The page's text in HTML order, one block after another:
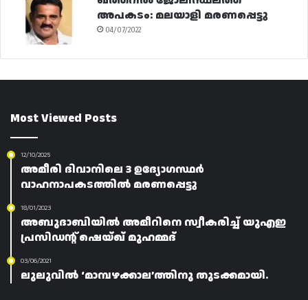
അപകടം: മലയാളി മരണപ്പെട്ടു
04/07/2022
Most Viewed Posts
12/10/2025
അമീരി ദിവാനിലെ 3 ഉദ്യോഗസ്ഥർ
വാഹനാപകടത്തിൽ മരണപ്പെട്ടു
18/01/2023
അബുദാബിയിൽ അമീറിനെ സ്വീകരിച്ച് യുഎഇ
പ്രസിഡന്റ് ഷെയ്ഖ് മുഹമ്മദ്
03/06/2021
ലുലുവിൽ ‘മാമ്പഴക്കാല’ത്തിനു തുടക്കമായി.